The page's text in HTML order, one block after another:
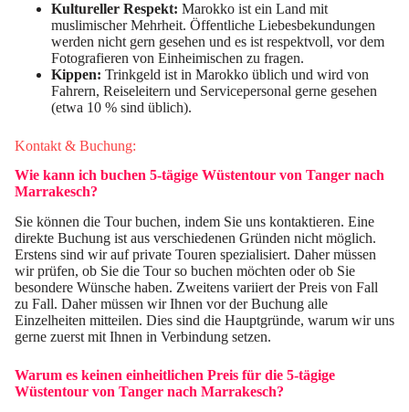
Kultureller Respekt: Marokko ist ein Land mit
muslimischer Mehrheit. Öffentliche Liebesbekundungen
werden nicht gern gesehen und es ist respektvoll, vor dem
Fotografieren von Einheimischen zu fragen.
Kippen: Trinkgeld ist in Marokko üblich und wird von
Fahrern, Reiseleitern und Servicepersonal gerne gesehen
(etwa 10 % sind üblich).
Kontakt & Buchung:
Wie kann ich buchen 5-tägige Wüstentour von Tanger nach
Marrakesch?
Sie können die Tour buchen, indem Sie uns kontaktieren. Eine
direkte Buchung ist aus verschiedenen Gründen nicht möglich.
Erstens sind wir auf private Touren spezialisiert. Daher müssen
wir prüfen, ob Sie die Tour so buchen möchten oder ob Sie
besondere Wünsche haben. Zweitens variiert der Preis von Fall
zu Fall. Daher müssen wir Ihnen vor der Buchung alle
Einzelheiten mitteilen. Dies sind die Hauptgründe, warum wir uns
gerne zuerst mit Ihnen in Verbindung setzen.
Warum es keinen einheitlichen Preis für die 5-tägige
Wüstentour von Tanger nach Marrakesch?